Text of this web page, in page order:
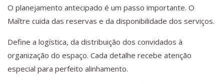
O planejamento antecipado é um passo importante. O
Maître cuida das reservas e da disponibilidade dos serviços.
Define a logística, da distribuição dos convidados à
organização do espaço. Cada detalhe recebe atenção
especial para perfeito alinhamento.